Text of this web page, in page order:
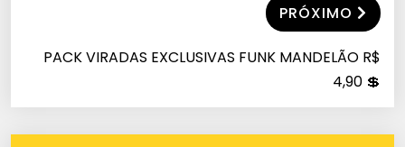
PRÓXIMO
PACK VIRADAS EXCLUSIVAS FUNK MANDELÃO R$
4,90 💲